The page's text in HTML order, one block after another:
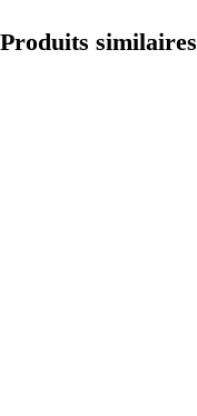
Produits similaires